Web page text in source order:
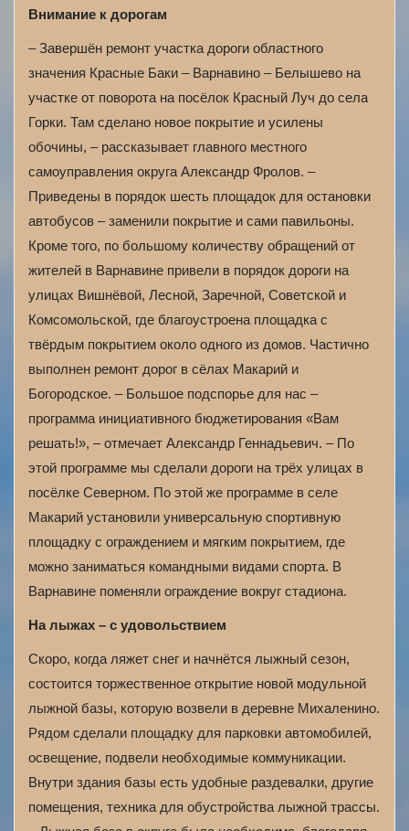
Внимание к дорогам
– Завершён ремонт участка дороги областного
значения Красные Баки – Варнавино – Белышево на
участке от поворота на посёлок Красный Луч до села
Горки. Там сделано новое покрытие и усилены
обочины, – рассказывает главного местного
самоуправления округа Александр Фролов. –
Приведены в порядок шесть площадок для остановки
автобусов – заменили покрытие и сами павильоны.
Кроме того, по большому количеству обращений от
жителей в Варнавине привели в порядок дороги на
улицах Вишнёвой, Лесной, Заречной, Советской и
Комсомольской, где благоустроена площадка с
твёрдым покрытием около одного из домов. Частично
выполнен ремонт дорог в сёлах Макарий и
Богородское. – Большое подспорье для нас –
программа инициативного бюджетирования «Вам
решать!», – отмечает Александр Геннадьевич. – По
этой программе мы сделали дороги на трёх улицах в
посёлке Северном. По этой же программе в селе
Макарий установили универсальную спортивную
площадку с ограждением и мягким покрытием, где
можно заниматься командными видами спорта. В
Варнавине поменяли ограждение вокруг стадиона.
На лыжах – с удовольствием
Скоро, когда ляжет снег и начнётся лыжный сезон,
состоится торжественное открытие новой модульной
лыжной базы, которую возвели в деревне Михаленино.
Рядом сделали площадку для парковки автомобилей,
освещение, подвели необходимые коммуникации.
Внутри здания базы есть удобные раздевалки, другие
помещения, техника для обустройства лыжной трассы.